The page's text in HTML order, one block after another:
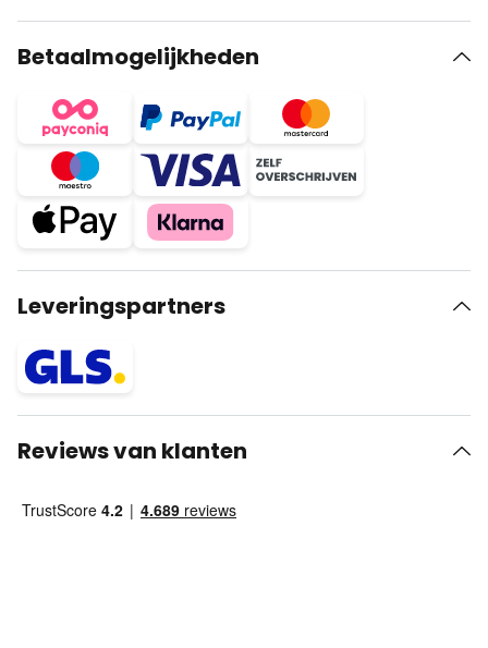
Betaalmogelijkheden
Leveringspartners
Reviews van klanten